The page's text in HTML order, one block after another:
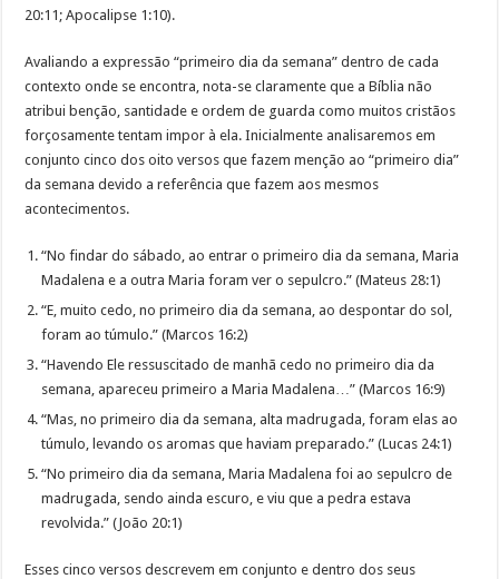
20:11; Apocalipse 1:10).
Avaliando a expressão “primeiro dia da semana” dentro de cada
contexto onde se encontra, nota-se claramente que a Bíblia não
atribui benção, santidade e ordem de guarda como muitos cristãos
forçosamente tentam impor à ela. Inicialmente analisaremos em
conjunto cinco dos oito versos que fazem menção ao “primeiro dia”
da semana devido a referência que fazem aos mesmos
acontecimentos.
“No findar do sábado, ao entrar o primeiro dia da semana, Maria
Madalena e a outra Maria foram ver o sepulcro.” (Mateus 28:1)
“E, muito cedo, no primeiro dia da semana, ao despontar do sol,
foram ao túmulo.” (Marcos 16:2)
“Havendo Ele ressuscitado de manhã cedo no primeiro dia da
semana, apareceu primeiro a Maria Madalena…” (Marcos 16:9)
“Mas, no primeiro dia da semana, alta madrugada, foram elas ao
túmulo, levando os aromas que haviam preparado.” (Lucas 24:1)
“No primeiro dia da semana, Maria Madalena foi ao sepulcro de
madrugada, sendo ainda escuro, e viu que a pedra estava
revolvida.” (João 20:1)
Esses cinco versos descrevem em conjunto e dentro dos seus